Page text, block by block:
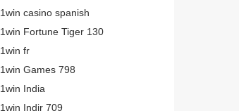
1win casino spanish
1win Fortune Tiger 130
1win fr
1win Games 798
1win India
1win Indir 709